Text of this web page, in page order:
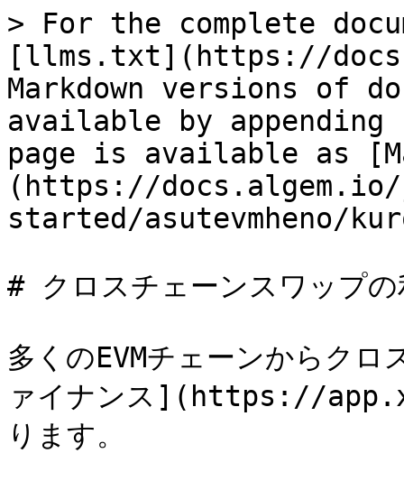
> For the complete
[llms.txt](https://
Markdown versions of
available by
page is available as
(https://docs.algem.io/
started/asutevmheno/
# クロスチェーンスワップの
多くのEVMチェーンからク
ァイナンス](https://
ります。